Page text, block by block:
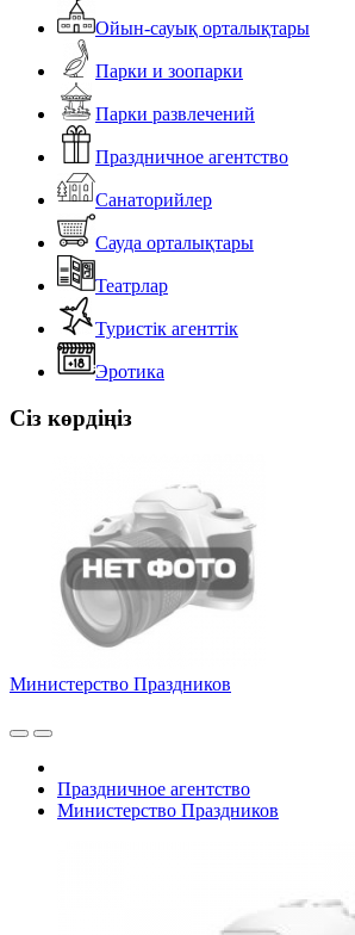
Ойын-сауық орталықтары
Парки и зоопарки
Парки развлечений
Праздничное агентство
Санаторийлер
Сауда орталықтары
Театрлар
Туристік агенттік
Эротика
Сіз көрдіңіз
Министерство Праздников
Праздничное агентство
Министерство Праздников